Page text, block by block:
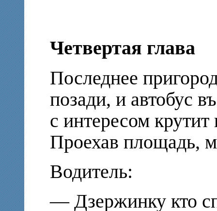
Четвертая глава
Последнее
позади, и автобус
с интересом
Проехав площадь,
Водитель:
— Дзержинку кто